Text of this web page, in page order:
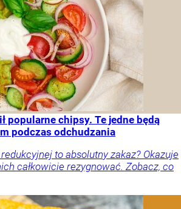
popularne chipsy. Te jedne będą
podczas odchudzania
to absolutny zakaz? Okazuje
całkowicie rezygnować. Zobacz, co